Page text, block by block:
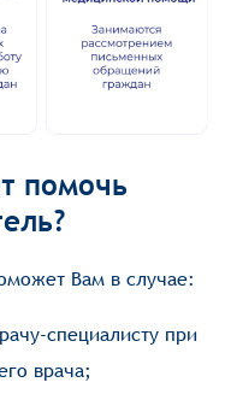
помочь
Вам в случае:
специалисту при
врача;